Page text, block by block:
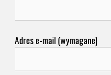
Adres e-mail (wymagane)